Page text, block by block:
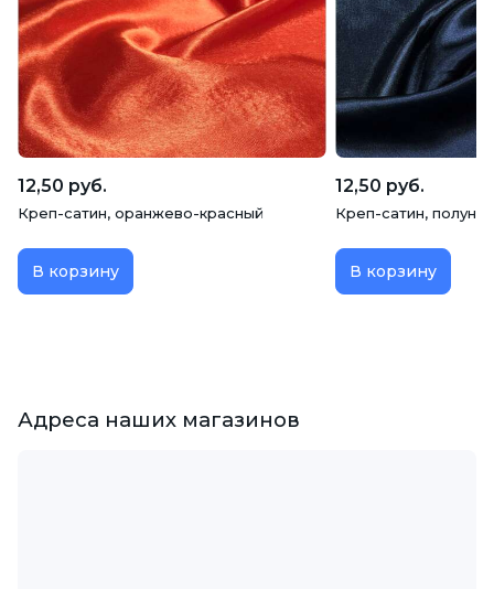
12,50 руб.
Креп-сатин, оранжево-красный
В корзину
12,50 руб.
Креп-сатин,
В корзину
Адреса наших магазинов